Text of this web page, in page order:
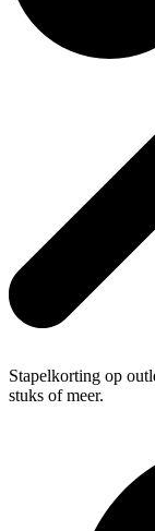
Stapelkorting op
stuks of meer.